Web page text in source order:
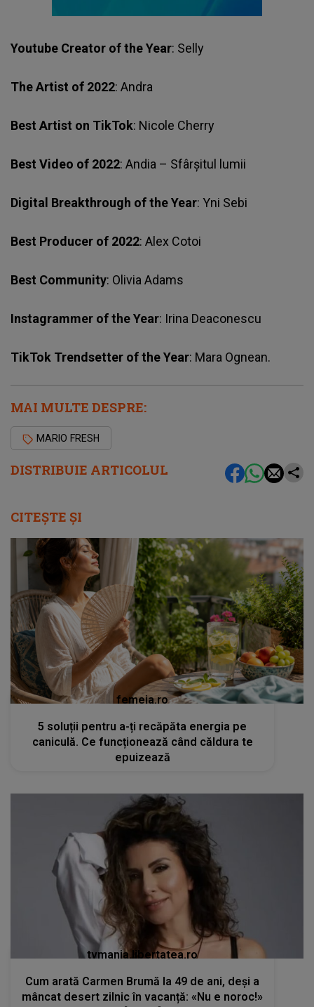
DISTRIBUIE ARTICOLUL
Youtube Creator of the Year: Selly
The Artist of 2022: Andra
Best Artist on TikTok: Nicole Cherry
Best Video of 2022: Andia – Sfârșitul lumii
Digital Breakthrough of the Year: Yni Sebi
Best Producer of 2022: Alex Cotoi
Best Community: Olivia Adams
Instagrammer of the Year: Irina Deaconescu
TikTok Trendsetter of the Year: Mara Ognean.
MAI MULTE DESPRE:
MARIO FRESH
CITEȘTE ȘI
femeia.ro
5 soluții pentru a-ți recăpăta energia pe
caniculă. Ce funcționează când căldura te
epuizează
tvmania.libertatea.ro
Cum arată Carmen Brumă la 49 de ani, deși a
mâncat desert zilnic în vacanță: «Nu e noroc!»